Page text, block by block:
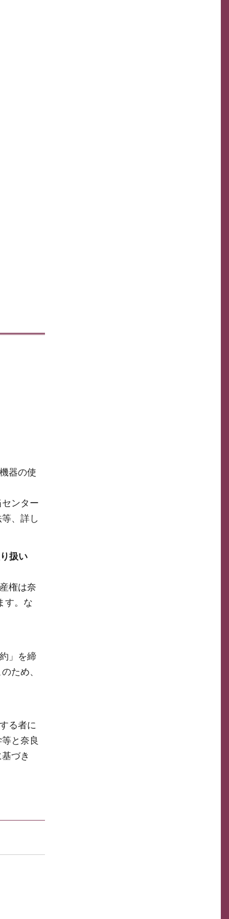
器の使
ンター
、詳し
扱い
権は奈
す。な
」を締
ため、
る者に
と奈良
づき